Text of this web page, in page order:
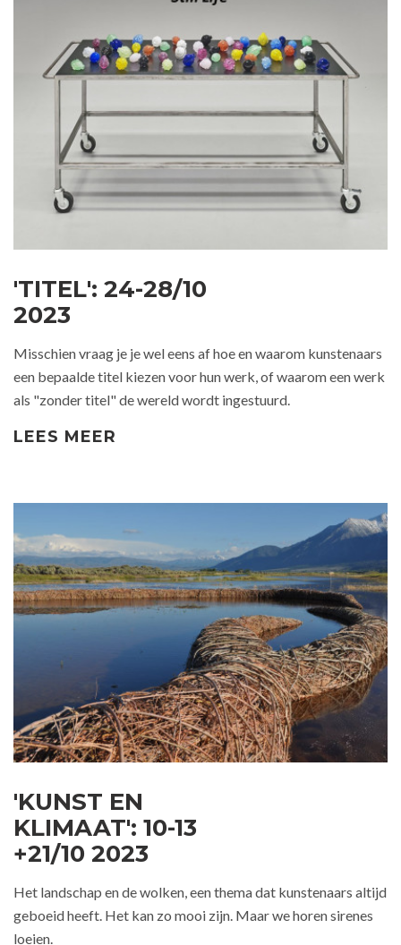
'TITEL': 24-28/10
2023
Misschien vraag je je wel eens af hoe en waarom kunstenaars
een bepaalde titel kiezen voor hun werk, of waarom een werk
als "zonder titel" de wereld wordt ingestuurd.
LEES MEER
'KUNST EN
KLIMAAT': 10-13
+21/10 2023
Het landschap en de wolken, een thema dat kunstenaars altijd
geboeid heeft. Het kan zo mooi zijn. Maar we horen sirenes
loeien.